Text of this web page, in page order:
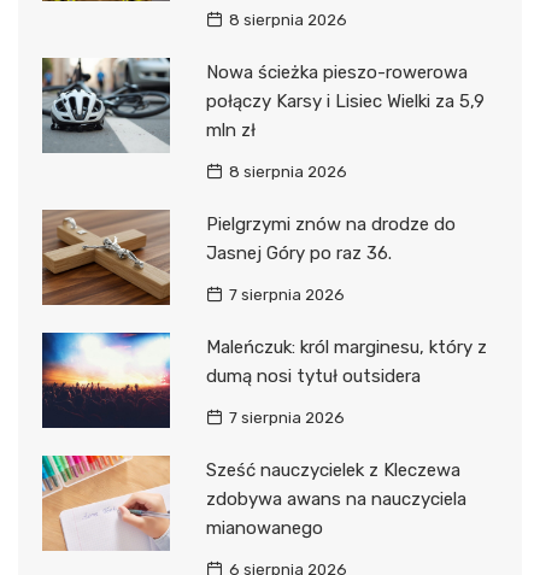
8 sierpnia 2026
Nowa ścieżka pieszo-rowerowa
połączy Karsy i Lisiec Wielki za 5,9
mln zł
8 sierpnia 2026
Pielgrzymi znów na drodze do
Jasnej Góry po raz 36.
7 sierpnia 2026
Maleńczuk: król marginesu, który z
dumą nosi tytuł outsidera
7 sierpnia 2026
Sześć nauczycielek z Kleczewa
zdobywa awans na nauczyciela
mianowanego
6 sierpnia 2026